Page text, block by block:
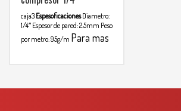
caja3 Espesoficaciones Diametro:
1/4″ Espesor de pared: 2.5mm Peso
por metro: 95g/m Para mas